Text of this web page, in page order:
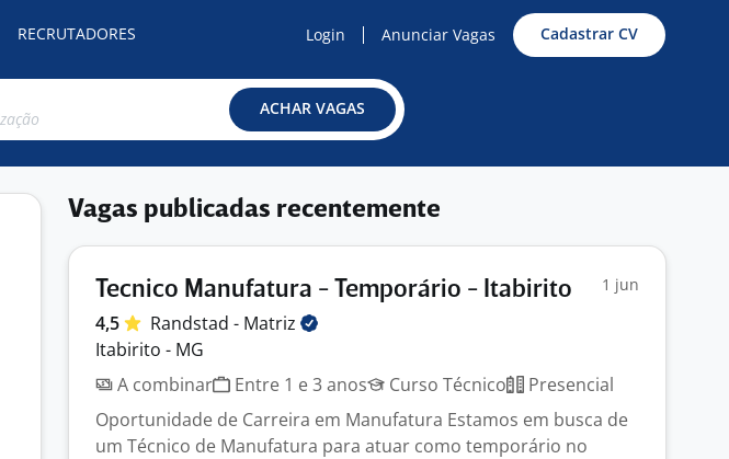
RECRUTADORES Login Anunciar Vagas Cadastrar CV
ACHAR VAGAS
Vagas publicadas recentemente
Tecnico Manufatura - Temporário - Itabirito 1 jun
4,5 Randstad - Matriz
Itabirito - MG
A combinar
Entre 1 e 3 anos Curso Técnico
Presencial
Oportunidade de Carreira em Manufatura Estamos em busca de
um Técnico de Manufatura para atuar como temporário no